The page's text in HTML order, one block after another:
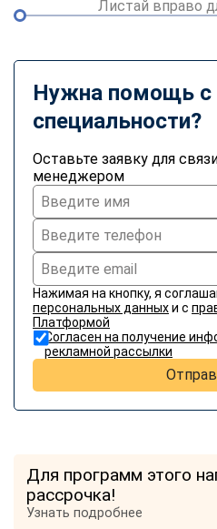
Листай вправо
Нужна помощь
специальности?
Оставьте заявку для
менеджером
Нажимая на кнопку, я
персональных данныхи с
Платформой
Согласен на получение
рекламной рассылки
Для программ этого
рассрочка!
Узнать подробнее